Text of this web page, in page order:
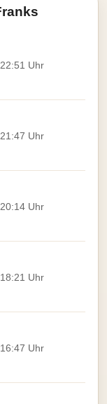
Uhr
Uhr
Uhr
Uhr
Uhr